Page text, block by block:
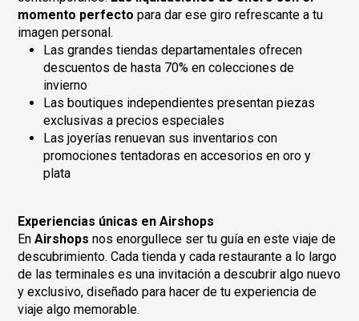
momento perfecto para dar ese giro refrescante a tu
imagen personal.
Las grandes tiendas departamentales ofrecen
descuentos de hasta 70% en colecciones de
invierno
Las boutiques independientes presentan piezas
exclusivas a precios especiales
Las joyerías renuevan sus inventarios con
promociones tentadoras en accesorios en oro y
plata
Experiencias únicas en Airshops
EnAirshops nos enorgullece ser tu guía en este viaje de
descubrimiento. Cada tienda y cada restaurante a lo largo
de las terminales es una invitación a descubrir algo nuevo
y exclusivo, diseñado para hacer de tu experiencia de
viaje algo memorable.